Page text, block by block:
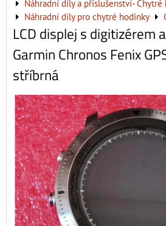
Náhradní díly a příslušenství- Chytré
Náhradní díly pro chytré hodinky
LCD displej s digitizérem
Garmin Chronos Fenix
stříbrná